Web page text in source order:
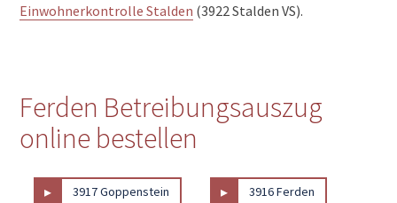
Einwohnerkontrolle Stalden (3922 Stalden VS).
Ferden Betreibungsauszug
online bestellen
▸ 3917 Goppenstein ▸ 3916 Ferden